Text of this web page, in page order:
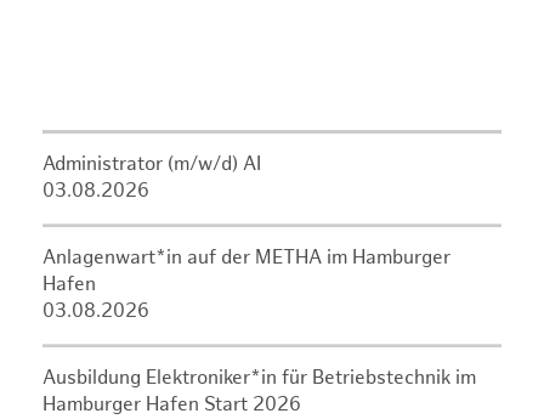
Administrator (m/w/d) AI
03.08.2026
Anlagenwart*in auf der METHA im Hamburger
Hafen
03.08.2026
Ausbildung Elektroniker*in für Betriebstechnik im
Hamburger Hafen Start 2026